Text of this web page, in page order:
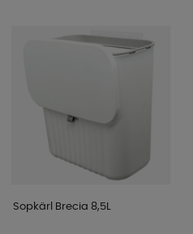
Sopkärl Brecia 8,5L